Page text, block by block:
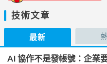
技術文章
最新
AI 協作不是發帳號：企業